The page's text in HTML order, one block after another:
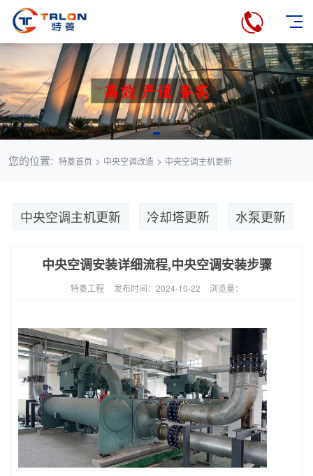
您的位置: 特菱首页 > 中央空调改造> 中央空调主机更新
中央空调主机更新 冷却塔更新 水泵更新
中央空调安装详细流程,中央空调安装步骤
特菱工程 发布时间：2024-10-22 浏览量：